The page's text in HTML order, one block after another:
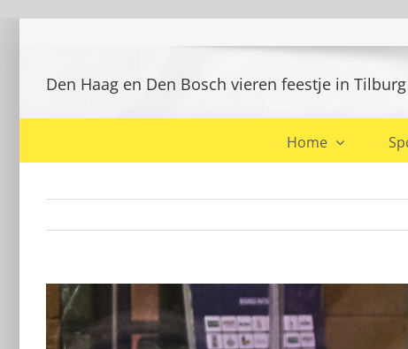
Home
Den Haag en Den Bosch vieren feestje in Tilburg
Bekijk
grotere
afbeelding